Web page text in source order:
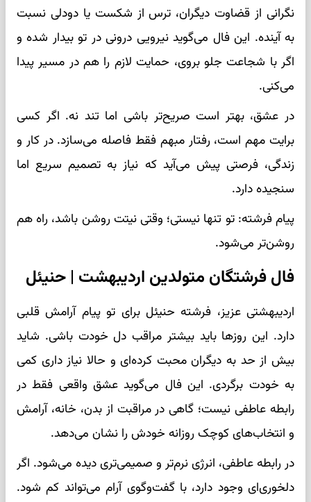
نگرانی از قضاوت دیگران، ترس از شکست یا دودلی نسبت
به آینده. این فال می‌گوید نیرویی درونی در تو بیدار شده و
اگر با شجاعت جلو بروی، حمایت لازم را هم در مسیر پیدا
می‌کنی.
در عشق، بهتر است صریح‌تر باشی اما تند نه. اگر کسی
برایت مهم است، رفتار مبهم فقط فاصله می‌سازد. در کار و
زندگی، فرصتی پیش می‌آید که نیاز به تصمیم سریع اما
سنجیده دارد.
پیام فرشته: تو تنها نیستی؛ وقتی نیتت روشن باشد، راه هم
روشن‌تر می‌شود.
فال فرشتگان متولدین اردیبهشت | حنیئل
اردیبهشتی عزیز، فرشته حنیئل برای تو پیام آرامش قلبی
دارد. این روزها باید بیشتر مراقب دل خودت باشی. شاید
بیش از حد به دیگران محبت کرده‌ای و حالا نیاز داری کمی
به خودت برگردی. این فال می‌گوید عشق واقعی فقط در
رابطه عاطفی نیست؛ گاهی در مراقبت از بدن، خانه، آرامش
و انتخاب‌های کوچک روزانه خودش را نشان می‌دهد.
در رابطه عاطفی، انرژی نرم‌تر و صمیمی‌تری دیده می‌شود. اگر
دلخوری‌ای وجود دارد، با گفت‌وگوی آرام می‌تواند کم شود.